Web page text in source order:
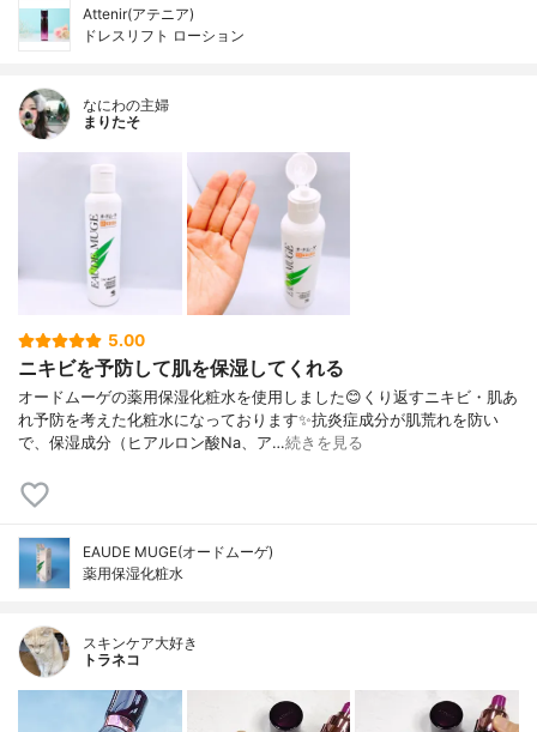
Attenir(アテニア)
ドレスリフト ローション
なにわの主婦
まりたそ
5.00
ニキビを予防して肌を保湿してくれる
オードムーゲの薬用保湿化粧水を使用しました😊くり返すニキビ・肌あ
れ予防を考えた化粧水になっております✨抗炎症成分が肌荒れを防い
で、保湿成分（ヒアルロン酸Na、ア…続きを見る
EAUDE MUGE(オードムーゲ)
薬用保湿化粧水
スキンケア大好き
トラネコ